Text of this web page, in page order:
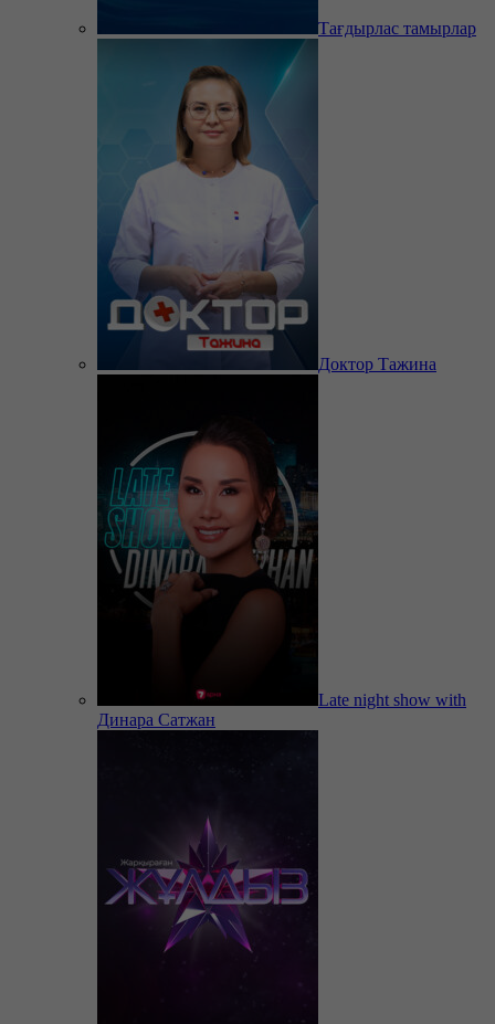
Тағдырлас тамырлар
Доктор Тажина
Late night show with
Динара Сатжан